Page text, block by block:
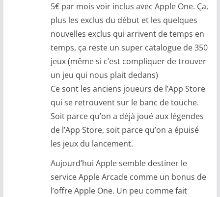
5€ par mois voir inclus avec Apple One. Ça,
plus les exclus du début et les quelques
nouvelles exclus qui arrivent de temps en
temps, ça reste un super catalogue de 350
jeux (même si c’est compliquer de trouver
un jeu qui nous plait dedans)
Ce sont les anciens joueurs de l’App Store
qui se retrouvent sur le banc de touche.
Soit parce qu’on a déjà joué aux légendes
de l’App Store, soit parce qu’on a épuisé
les jeux du lancement.
Aujourd’hui Apple semble destiner le
service Apple Arcade comme un bonus de
l’offre Apple One. Un peu comme fait